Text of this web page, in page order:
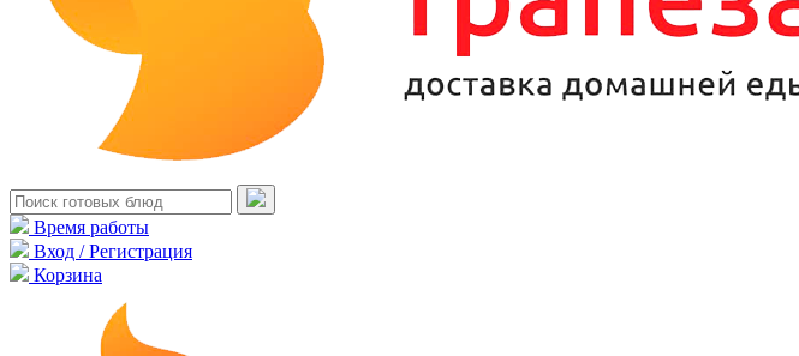
Время работы
Вход / Регистрация
Корзина